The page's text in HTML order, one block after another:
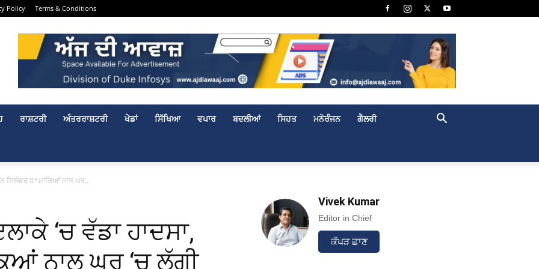
Policy Terms & Conditions
ਰਾਸ਼ਟਰੀ ਅੰਤਰਰਾਸ਼ਟਰੀ ਖੇਡਾਂ ਸਿੱਖਿਆ ਵਪਾਰ ਬਦਲੀਆਂ ਸਿਹਤ ਮਨੋਰੰਜਨ ਗੈਲਰੀ
ਸਿਲੰਡਰ ਧ*ਮਾਕਿਆਂ ਨਾਲ ਘਰ...
‘ਚ ਵੱਡਾ ਹਾਦਸਾ,
ਨਾਲ ਘਰ ‘ਚ ਲੱਗੀ
Vivek Kumar
Editor in Chief
ਕੱਪੜ ਛਾਣ